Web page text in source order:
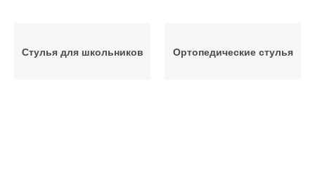
Стулья для школьников Ортопедические стулья